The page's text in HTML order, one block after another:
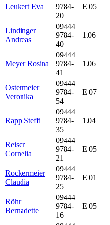
Leukert Eva
9784-
20
E.05
Lindinger
Andreas
09444
9784-
40
1.06
Meyer Rosina
09444
9784-
41
1.06
Ostermeier
Veronika
09444
9784-
54
E.07
Rapp Steffi
09444
9784-
35
1.04
Reiser
Cornelia
09444
9784-
21
E.05
Rockermeier
Claudia
09444
9784-
25
E.01
Röhrl
Bernadette
09444
9784-
16
E.05